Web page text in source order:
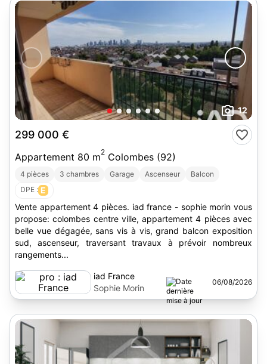
12
299 000 €
Appartement 80 m2 Colombes (92)
4 pièces 3 chambres Garage Ascenseur
Balcon
DPE : E
Vente appartement 4 pièces. iad france - sophie morin vous
propose: colombes centre ville, appartement 4 pièces avec
belle vue dégagée, sans vis à vis, grand balcon exposition
sud, ascenseur, traversant travaux à prévoir nombreux
rangements...
iad France
Sophie Morin
06/08/2026